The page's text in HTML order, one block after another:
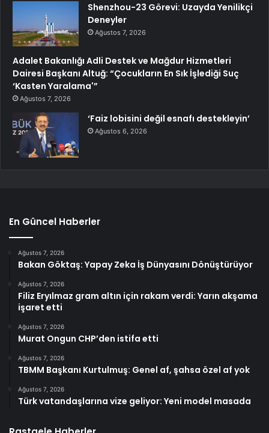
Shenzhou-23 Görevi: Uzayda Yenilikçi
Deneyler
Ağustos 7, 2026
Adalet Bakanlığı Adli Destek ve Mağdur Hizmetleri
Dairesi Başkanı Altuğ: “Çocukların En Sık İşlediği Suç
‘Kasten Yaralama'”
Ağustos 7, 2026
‘Faiz lobisini değil esnafı destekleyin’
Ağustos 6, 2026
En Güncel Haberler
Ağustos 7, 2026
Bakan Göktaş: Yapay Zeka İş Dünyasını Dönüştürüyor
Ağustos 7, 2026
Filiz Eryılmaz gram altın için rakam verdi: Yarın akşama
işaret etti
Ağustos 7, 2026
Murat Ongun CHP’den istifa etti
Ağustos 7, 2026
TBMM Başkanı Kurtulmuş: Genel af, şahsa özel af yok
Ağustos 7, 2026
Türk vatandaşlarına vize geliyor: Yeni model masada